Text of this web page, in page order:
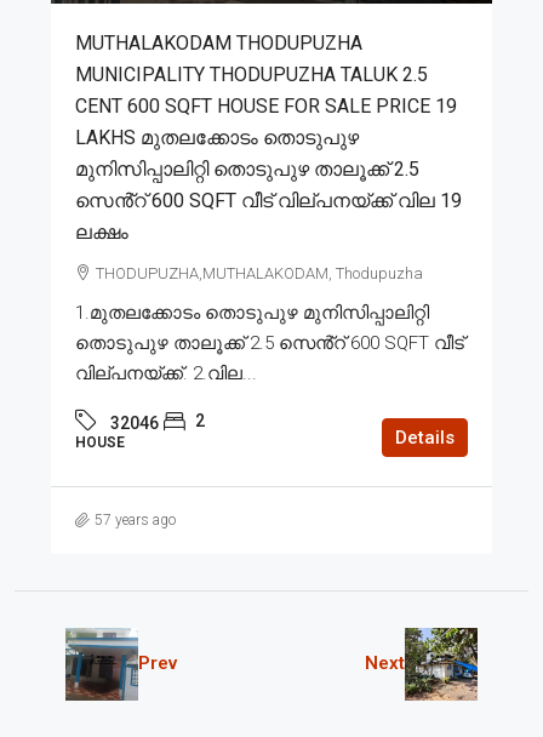
MUTHALAKODAM THODUPUZHA
MUNICIPALITY THODUPUZHA TALUK 2.5
CENT 600 SQFT HOUSE FOR SALE PRICE 19
LAKHS മുതലക്കോടം തൊടുപുഴ
മുനിസിപ്പാലിറ്റി തൊടുപുഴ താലൂക്ക് 2.5
സെൻ്റ് 600 SQFT വീട് വില്പനയ്ക്ക് വില 19
ലക്ഷം
THODUPUZHA,MUTHALAKODAM, Thodupuzha
1.മുതലക്കോടം തൊടുപുഴ മുനിസിപ്പാലിറ്റി
തൊടുപുഴ താലൂക്ക് 2.5 സെൻ്റ് 600 SQFT വീട്
വില്പനയ്ക്ക്. 2.വില...
32046 2
HOUSE Details
57 years ago
Prev Next